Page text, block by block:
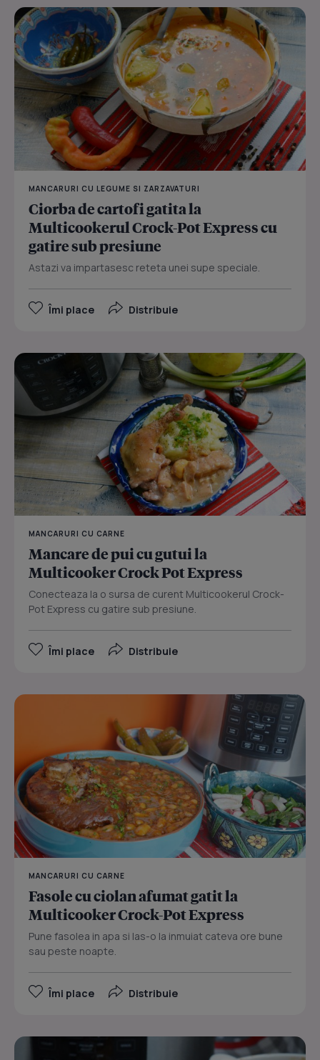
MANCARURI CU LEGUME SI ZARZAVATURI
Ciorba de cartofi gatita la
Multicookerul Crock-Pot Express cu
gatire sub presiune
Astazi va impartasesc reteta unei supe speciale.
Îmi place Distribuie
MANCARURI CU CARNE
Mancare de pui cu gutui la
Multicooker Crock Pot Express
Conecteaza la o sursa de curent Multicookerul Crock-
Pot Express cu gatire sub presiune.
Îmi place Distribuie
MANCARURI CU CARNE
Fasole cu ciolan afumat gatit la
Multicooker Crock-Pot Express
Pune fasolea in apa si las-o la inmuiat cateva ore bune
sau peste noapte.
Îmi place Distribuie